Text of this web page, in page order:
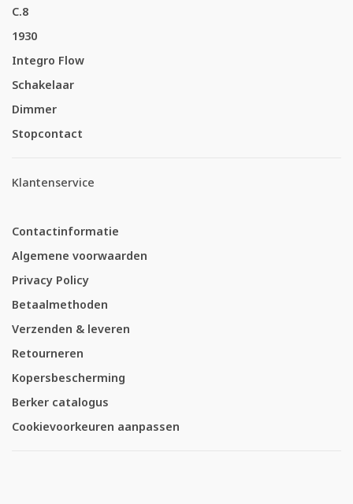
C.8
1930
Integro Flow
Schakelaar
Dimmer
Stopcontact
Klantenservice
Contactinformatie
Algemene voorwaarden
Privacy Policy
Betaalmethoden
Verzenden & leveren
Retourneren
Kopersbescherming
Berker catalogus
Cookievoorkeuren aanpassen